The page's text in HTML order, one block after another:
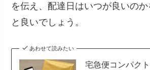
を伝え、配達日はいつが良いのか
と良いでしょう。
あわせて読みたい
宅急便コンパク